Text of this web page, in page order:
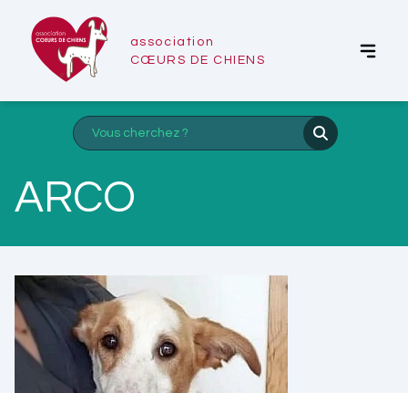
association
CŒURS DE CHIENS
ARCO